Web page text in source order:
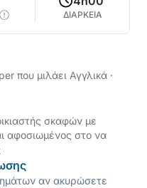
ΔΙΑΡΚΕΙΑ
που μιλάει Αγγλικά ·
σκαφών με
αφοσιωμένος στο να
αν ακυρώσετε